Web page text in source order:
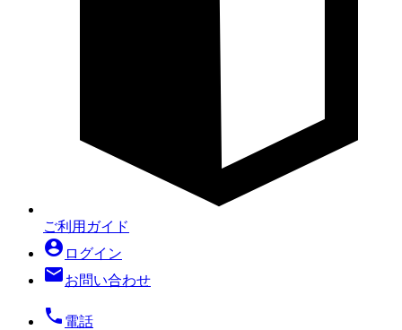
ご利用ガイド
account_circle ログイン
mailお問い合わせ
local_phone 電話